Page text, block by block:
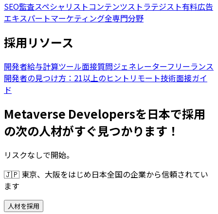
SEO監査スペシャリストコンテンツストラテジスト有料広告
エキスパートマーケティング全専門分野
採用リソース
開発者給与計算ツール面接質問ジェネレーターフリーランス
開発者の見つけ方：21以上のヒント リモート技術面接ガイ
ド
Metaverse Developersを日本で採用
の次の人材がすぐ見つかります！
リスクなしで開始。
🇯🇵 東京、大阪をはじめ日本全国の企業から信頼されてい
ます
人材を採用